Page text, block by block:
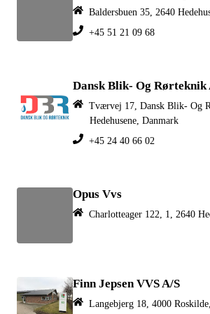
Baldersbuen 35, 2640
+45 51 21 09 68
Dansk Blik- Og Rørteknik
Tværvej 17, Dansk Blik- Og
Hedehusene, Danmark
+45 24 40 66 02
Opus Vvs
Charlotteager 122, 1, 2640
Finn Jepsen VVS A/S
Langebjerg 18, 4000